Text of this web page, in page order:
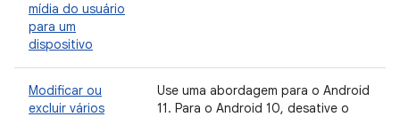
mídia do usuário
para um
dispositivo
Modificar ou
excluir vários
Use uma abordagem para o Android
11. Para o Android 10, desative o